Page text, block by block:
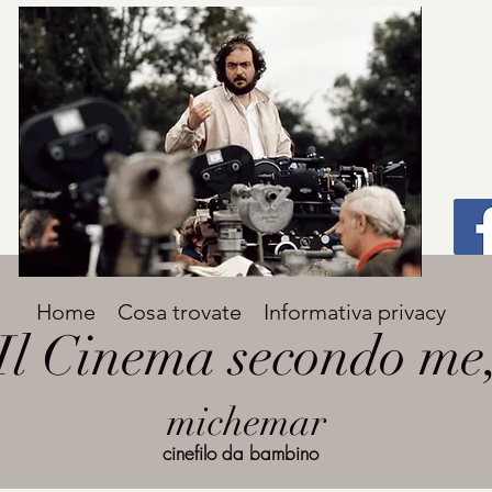
Titolo
grande
Avenir Light una delle font preferite dai
designer. Facile da leggere, viene
utilizzata per titoli e paragrafi.
Cinema secondo
michemar
Home Cosa trovate Informativa privacy
cinefilo da bambino